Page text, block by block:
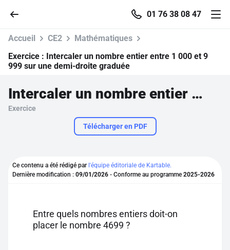
01 76 38 08 47
Parcourir
Se connecter
Pour profiter de 10 contenus offerts.
Accueil CE2
Mathématiques
Exercice : Intercaler un nombre entier entre 1 000 et 9
999 sur une demi-droite graduée
Intercaler un nombre entier entre 1 000 et 9 999 sur une demi-droite graduée
Exercice
Télécharger en PDF
Ce contenu a été rédigé par l'équipe éditoriale de Kartable.
Dernière modification : 09/01/2026 - Conforme au programme 2025-2026
Entre quels nombres entiers doit-on
placer le nombre 4699 ?